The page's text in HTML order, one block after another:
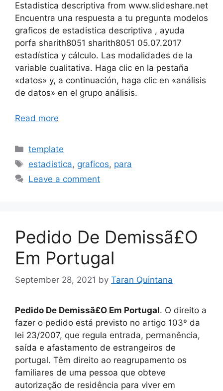
Estadistica descriptiva from www.slideshare.net
Encuentra una respuesta a tu pregunta modelos
graficos de estadistica descriptiva , ayuda
porfa sharith8051 sharith8051 05.07.2017
estadística y cálculo. Las modalidades de la
variable cualitativa. Haga clic en la pestaña
«datos» y, a continuación, haga clic en «análisis
de datos» en el grupo análisis.
Read more
Categories
template
Tags
estadistica, graficos, para
Leave a comment
Pedido De Demissã£O
Em Portugal
September 28, 2021 by Taran Quintana
Pedido De Demissã£O Em Portugal. O direito a
fazer o pedido está previsto no artigo 103º da
lei 23/2007, que regula entrada, permanência,
saída e afastamento de estrangeiros de
portugal. Têm direito ao reagrupamento os
familiares de uma pessoa que obteve
autorização de residência para viver em